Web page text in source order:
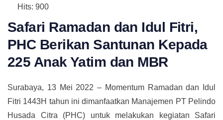
Hits: 900
Safari Ramadan dan Idul Fitri,
PHC Berikan Santunan Kepada
225 Anak Yatim dan MBR
Surabaya, 13 Mei 2022 – Momentum Ramadan dan Idul
Fitri 1443H tahun ini dimanfaatkan Manajemen PT Pelindo
Husada Citra (PHC) untuk melakukan kegiatan Safari